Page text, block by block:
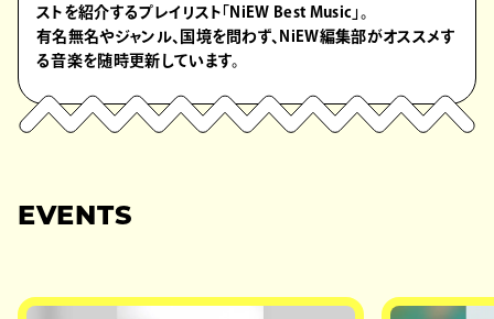
ストを紹介するプレイリスト「NiEW Best Music」。
有名無名やジャンル、国境を問わず、NiEW編集部がオススメす
る音楽を随時更新しています。
EVENTS